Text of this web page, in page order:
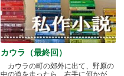
カウラ（最終回）
カウラの町の郊外に出て、野原の
中の道を走ったら、右手に何かが